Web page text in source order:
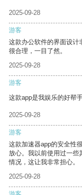
2025-09-28
游客
这款办公软件的界面设计
很合理，一目了然。
2025-09-28
游客
这款app是我娱乐的好帮
2025-09-28
游客
这款加速器app的安全性
放心。我以前使用过一些
情况，这让我非常担心。
2025-09-28